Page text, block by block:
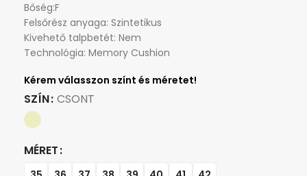
Bőség:F
Felsőrész anyaga: Szintetikus
Kivehető talpbetét: Nem
Technológia: Memory Cushion
SZÍN CSONT
MÉRET